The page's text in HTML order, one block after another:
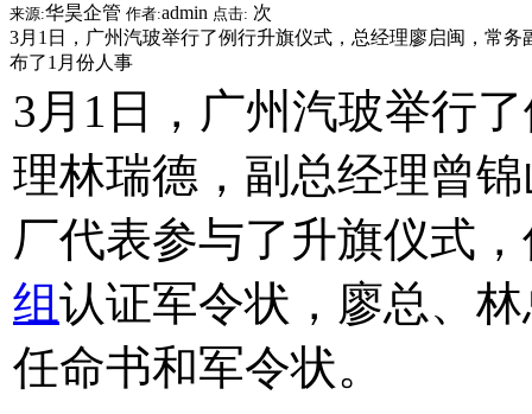
来源:华昊企管 作者:admin 点击: 次
3月1日，广州汽玻举行了例行升旗仪式，总经理廖启闽，常
布了1月份人事
3月1日，广州汽玻举行
理林瑞德，副总经理曾
厂代表参与了升旗仪式
组认证军令状，廖总、
任命书和军令状。